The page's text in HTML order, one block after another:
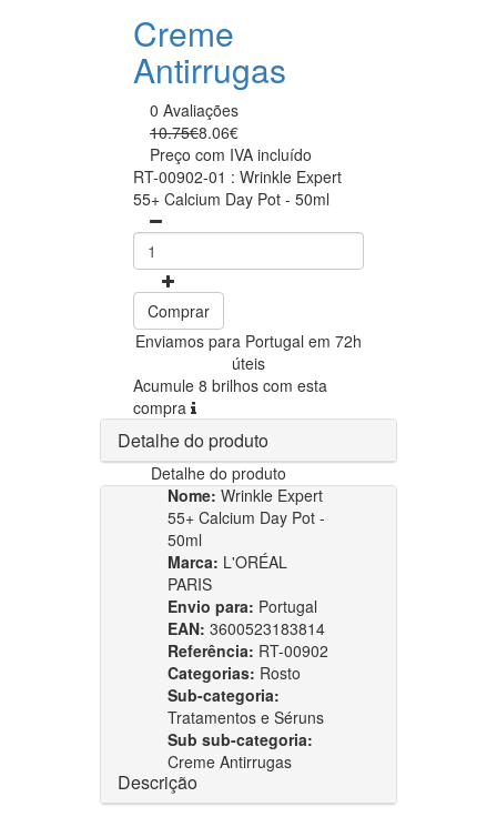
Creme
Antirrugas
0 Avaliações
10.75€8.06€
Preço com IVA incluído
RT-00902-01 : Wrinkle Expert
55+ Calcium Day Pot - 50ml
Comprar
Enviamos para Portugal em 72h
úteis
Acumule 8 brilhos com esta
compra
Detalhe do produto
Detalhe do produto
Nome: Wrinkle Expert
55+ Calcium Day Pot -
50ml
Marca: L'ORÉAL
PARIS
Envio para: Portugal
EAN: 3600523183814
Referência: RT-00902
Categorias: Rosto
Sub-categoria:
Tratamentos e Séruns
Sub sub-categoria:
Creme Antirrugas
Descrição